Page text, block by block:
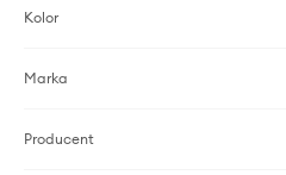
Kolor
Marka
Producent